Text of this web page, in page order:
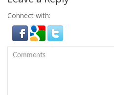
Connect with: